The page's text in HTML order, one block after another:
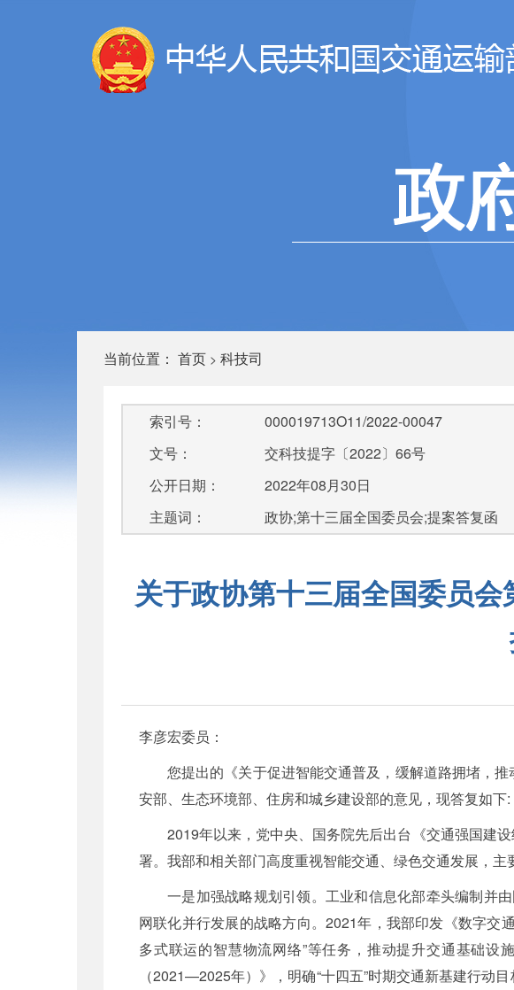
当前位置： 首页 > 科技司
索引号：
000019713O11/2022-00047
文号：
交科技提字〔2022〕66号
公开日期：
2022年08月30日
主题词：
政协;第十三届全国委员会;提案答复函
关于政协第十三届全国委员会
李彦宏委员：
您提出的《关于促进智能交通普及，缓解道路拥堵，
安部、生态环境部、住房和城乡建设部的意见，现答复如下:
2019年以来，党中央、国务院先后出台《交通强国建
署。我部和相关部门高度重视智能交通、绿色交通发展，主
一是加强战略规划引领。工业和信息化部牵头编制并
网联化并行发展的战略方向。2021年，我部印发《数字交
多式联运的智慧物流网络”等任务，推动提升交通基础
（2021—2025年）》，明确“十四五”时期交通新基建行动